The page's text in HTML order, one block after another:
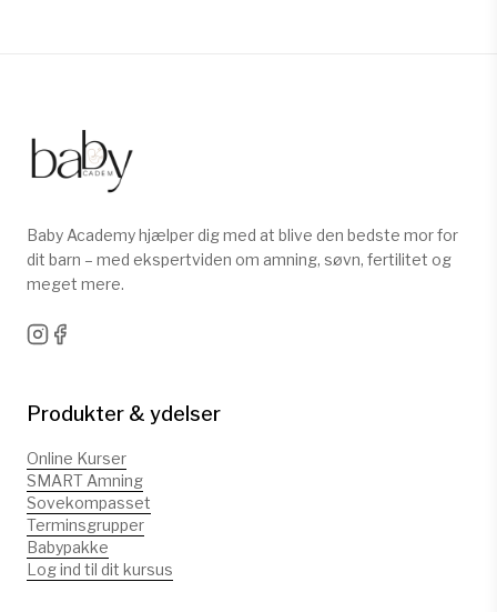
Baby Academy hjælper dig med at blive den bedste mor for
dit barn – med ekspertviden om amning, søvn, fertilitet og
meget mere.
Produkter & ydelser
Online Kurser
SMART Amning
Sovekompasset
Terminsgrupper
Babypakke
Log ind til dit kursus